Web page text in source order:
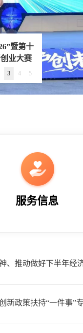
3 4 5
暨第十
业大赛
新政策扶持“一件事”
服务信息
管理能力评价工作的
设施建设工作
工厂梯度培育行动
管理能力评价工作的
设施建设工作